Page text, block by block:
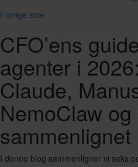
Forrige side
CFO’ens
agenter i
Claude,
NemoClaw
sammenlignet
I denne blog sammenligner vi seks